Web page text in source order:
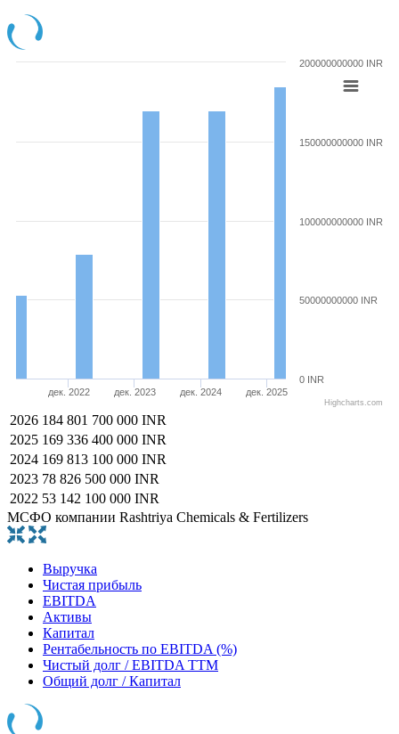
дек. 2022 дек. 2023 дек. 2024 дек. 2025
0 INR
50000000000 INR
100000000000 INR
150000000000 INR
200000000000 INR
Highcharts.com
2026 184 801 700 000 INR
2025 169 336 400 000 INR
2024 169 813 100 000 INR
2023 78 826 500 000 INR
2022 53 142 100 000 INR
МСФО компании Rashtriya Chemicals & Fertilizers
Выручка
Чистая прибыль
EBITDA
Активы
Капитал
Рентабельность по EBITDA (%)
Чистый долг / EBITDA TTM
Общий долг / Капитал